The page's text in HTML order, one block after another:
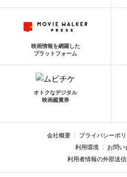
映画情報を網羅した
プラットフォーム
オトクなデジタル
映画鑑賞券
会社概要 プライバシーポ
利用環境
お問い
利用者情報の外部送